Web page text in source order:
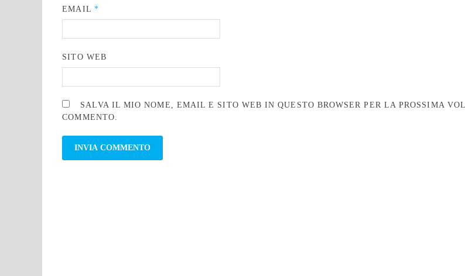
EMAIL *
SITO WEB
SALVA IL MIO NOME, EMAIL E SITO WEB IN QUESTO BROWSER PER LA PROSSIMA
COMMENTO.